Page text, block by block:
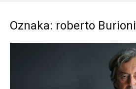
Oznaka: roberto Burioni